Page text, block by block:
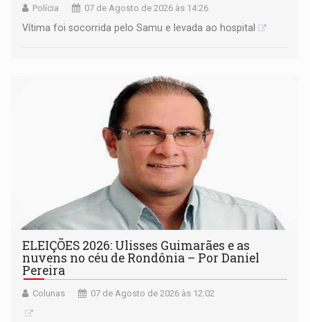
Polícia 07 de Agosto de 2026 às 14:26
Vítima foi socorrida pelo Samu e levada ao hospital
ELEIÇÕES 2026: Ulisses Guimarães e as
nuvens no céu de Rondônia – Por Daniel
Pereira
Colunas 07 de Agosto de 2026 às 12:02